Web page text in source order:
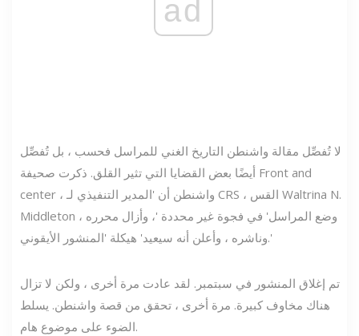
ad
لا تُفصِّل مقالة واشنطن التاريخ الغني للمراسل فحسب ، بل تُفصِّل
أيضًا بعض القضايا التي تثير القلق. ذكرت صحيفة Front and
center ، واشنطن أن 'المدير التنفيذي لـ CRS ، القس Waltrina N.
Middleton ، وضع المراسل' في فجوة غير محددة '، وأزال محرره
وناشره ، وأعلن أنه سيعيد' هيكلة 'المنشور الأيقوني.'
تم إغلاق المنشور في سبتمبر. لقد عادت مرة أخرى ، ولكن لا تزال
هناك مخاوف كبيرة. مرة أخرى ، تحقق من قصة واشنطن. يسلط
الضوء على موضوع هام.